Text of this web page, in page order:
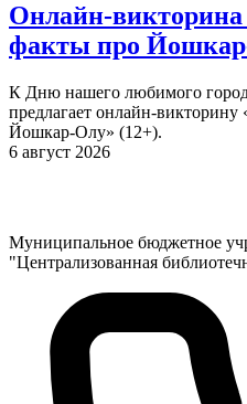
Онлайн-
факты про
К Дню нашего любимого
предлагает онлайн-
Йошкар-Олу» (12+).
6 август 2026
Муниципальное бюджетное
"Централизованная